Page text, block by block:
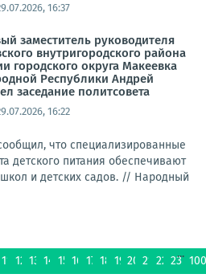
16:37
заместитель руководителя
внутригородского района
городского округа Макеевка
Республики Андрей
заседание политсовета
16:22
что специализированные
детского питания обеспечивают
и детских садов. // Народный
11 12 13 14 15 16 17 18 19 20 21 22 23
...